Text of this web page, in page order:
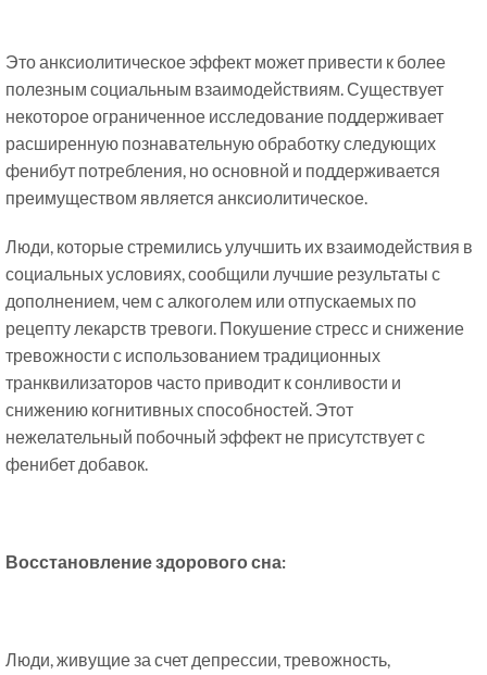
Это анксиолитическое эффект может привести к более
полезным социальным взаимодействиям. Существует
некоторое ограниченное исследование поддерживает
расширенную познавательную обработку следующих
фенибут потребления, но основной и поддерживается
преимуществом является анксиолитическое.
Люди, которые стремились улучшить их взаимодействия в
социальных условиях, сообщили лучшие результаты с
дополнением, чем с алкоголем или отпускаемых по
рецепту лекарств тревоги. Покушение стресс и снижение
тревожности с использованием традиционных
транквилизаторов часто приводит к сонливости и
снижению когнитивных способностей. Этот
нежелательный побочный эффект не присутствует с
фенибет добавок.
Восстановление здорового сна:
Люди, живущие за счет депрессии, тревожность,